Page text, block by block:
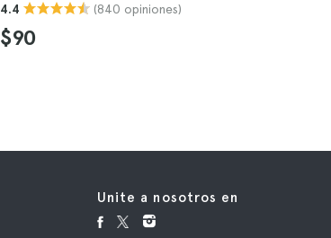
4.4 (840 opiniones)
$90
Unite a nosotros en